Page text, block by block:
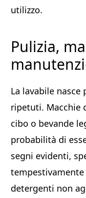
utilizzo.
Pulizia,
La lavabile
ripetuti. Macchie
cibo o bevande
probabilità di
segni evidenti,
detergenti non